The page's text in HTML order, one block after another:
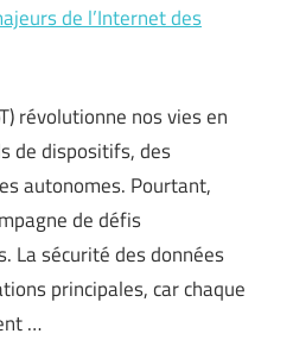
de l’Internet des
révolutionne nos vies en
de dispositifs, des
autonomes. Pourtant,
de défis
La sécurité des données
principales, car chaque
…